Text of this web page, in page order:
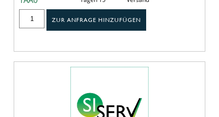
ZUR ANFRAGE HINZUFÜGEN